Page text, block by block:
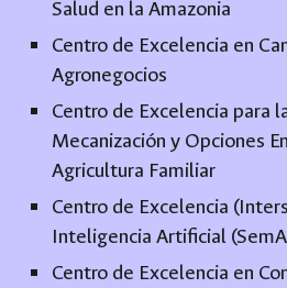
Salud en la Amazonia
Centro de Excelencia en
Agronegocios
Centro de Excelencia para
Mecanización y Opciones
Agricultura Familiar
Centro de Excelencia
Inteligencia Artificial
Centro de Excelencia en